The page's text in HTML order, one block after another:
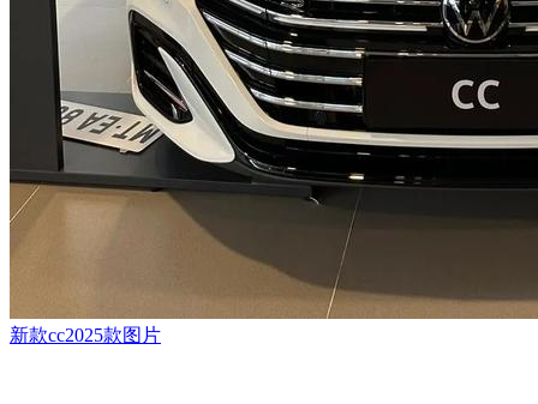
新款cc2025款图片